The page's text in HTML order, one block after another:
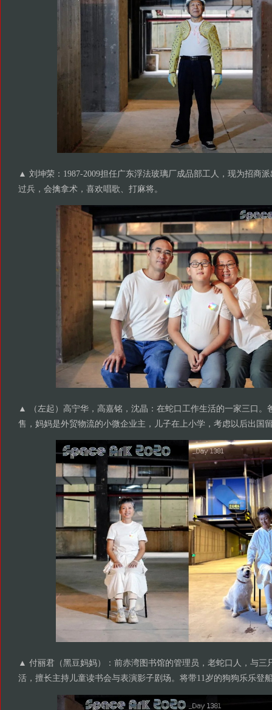
▲ 刘坤荣：1987-2009担任广东浮法玻璃厂成品部工人，现为招商
过兵，会擒拿术，喜欢唱歌、打麻将。
▲ （左起）高宁华，高嘉铭，沈晶：在蛇口工作生活的一家三口。
售，妈妈是外贸物流的小微企业主，儿子在上小学，考虑以后出国
▲ 付丽君（黑豆妈妈）：前赤湾图书馆的管理员，老蛇口人，与三
活，擅长主持儿童读书会与表演影子剧场。将带11岁的狗狗乐乐登